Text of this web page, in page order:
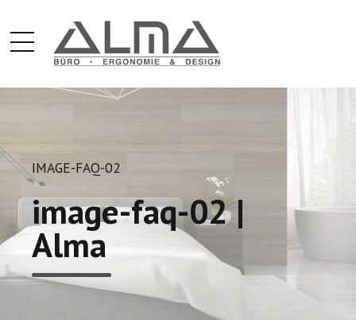
IMAGE-FAQ-02
image-faq-02 |
Alma